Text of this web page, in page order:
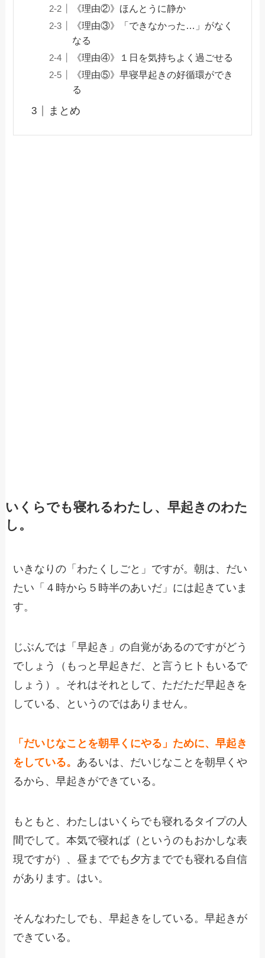
《理由②》ほんとうに静か
《理由③》「できなかった…」がなく
なる
《理由④》１日を気持ちよく過ごせる
《理由⑤》早寝早起きの好循環ができ
る
まとめ
いくらでも寝れるわたし、早起きのわた
し。
いきなりの「わたくしごと」ですが。朝は、だい
たい「４時から５時半のあいだ」には起きていま
す。
じぶんでは「早起き」の自覚があるのですがどう
でしょう（もっと早起きだ、と言うヒトもいるで
しょう）。それはそれとして、ただただ早起きを
している、というのではありません。
「だいじなことを朝早くにやる」ために、早起き
をしている。 あるいは、だいじなことを朝早くや
るから、早起きができている。
もともと、わたしはいくらでも寝れるタイプの人
間でして。本気で寝れば（というのもおかしな表
現ですが）、昼まででも夕方まででも寝れる自信
があります。はい。
そんなわたしでも、早起きをしている。早起きが
できている。